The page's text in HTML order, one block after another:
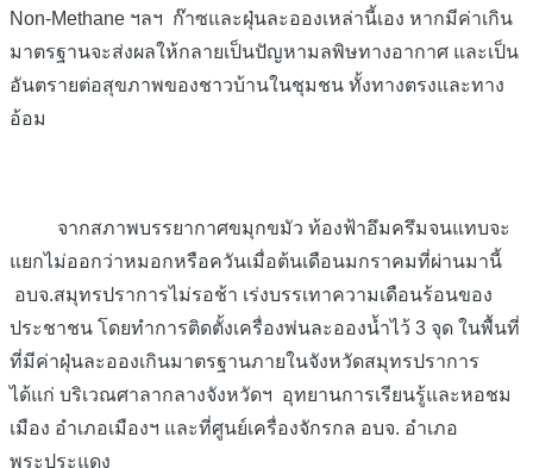
Non-Methane ฯลฯ ก๊าซและฝุ่นละอองเหล่านี้เอง หากมีค่าเกิน
มาตรฐานจะส่งผลให้กลายเป็นปัญหามลพิษทางอากาศ และเป็น
อันตรายต่อสุขภาพของชาวบ้านในชุมชน ทั้งทางตรงและทาง
อ้อม
จากสภาพบรรยากาศขมุกขมัว ท้องฟ้าอึมครึมจนแทบจะ
แยกไม่ออกว่าหมอกหรือควันเมื่อต้นเดือนมกราคมที่ผ่านมานี้
อบจ.สมุทรปราการไม่รอช้า เร่งบรรเทาความเดือนร้อนของ
ประชาชน โดยทำการติดตั้งเครื่องพ่นละอองน้ำไว้ 3 จุด ในพื้นที่
ที่มีค่าฝุ่นละอองเกินมาตรฐานภายในจังหวัดสมุทรปราการ
ได้แก่ บริเวณศาลากลางจังหวัดฯ อุทยานการเรียนรู้และหอชม
เมือง อำเภอเมืองฯ และที่ศูนย์เครื่องจักรกล อบจ. อำเภอ
พระประแดง